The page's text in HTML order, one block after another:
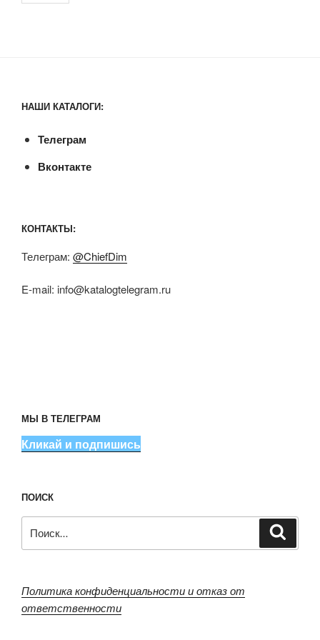
НАШИ КАТАЛОГИ:
Телеграм
Вконтакте
КОНТАКТЫ:
Телеграм: @ChiefDim
E-mail: info@katalogtelegram.ru
МЫ В ТЕЛЕГРАМ
Кликай и подпишись
ПОИСК
Политика конфиденциальности и отказ от
ответственности